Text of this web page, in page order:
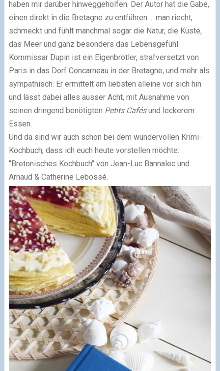
haben mir darüber hinweggeholfen. Der Autor hat die Gabe,
einen direkt in die Bretagne zu entführen ... man riecht,
schmeckt und fühlt manchmal sogar die Natur, die Küste,
das Meer und ganz besonders das Lebensgefühl.
Kommissar Dupin ist ein Eigenbrötler, strafversetzt von
Paris in das Dorf Concarneau in der Bretagne, und mehr als
sympathisch. Er ermittelt am liebsten alleine vor sich hin
und lässt dabei alles ausser Acht, mit Ausnahme von
seinen dringend benötigten Petits Cafésund leckerem
Essen.
Und da sind wir auch schon bei dem wundervollen Krimi-
Kochbuch, dass ich euch heute vorstellen möchte:
"Bretonisches Kochbuch" von Jean-Luc Bannalec und
Arnaud & Catherine Lebossé.